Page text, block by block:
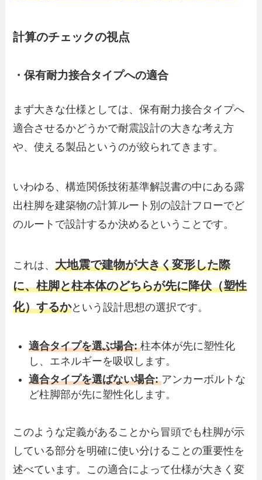
計算のチェックの視点
・保有耐力接合タイプへの適合
まず大きな仕様としては、保有耐力接合タイプへ
適合させるかどうかで耐震設計の大きな考え方
や、使える製品というのが絞られてきます。
いわゆる、構造関係技術基準解説書の中にある露
出柱脚を建築物の計算ルート別の設計フローでど
のルートで設計するか決めるということです。
これは、大地震で建物が大きく変形した際
に、柱脚と柱本体のどちらが先に降伏（塑性
化）するかという設計思想の選択です。
適合タイプを選ぶ場合: 柱本体が先に塑性化
し、エネルギーを吸収します。
適合タイプを選ばない場合: アンカーボルトな
ど柱脚部が先に塑性化します。
このような定義があることから冒頭でも柱脚が示
している部分を明確に使い分けることの重要性を
述べています。この適合によって仕様が大きく変